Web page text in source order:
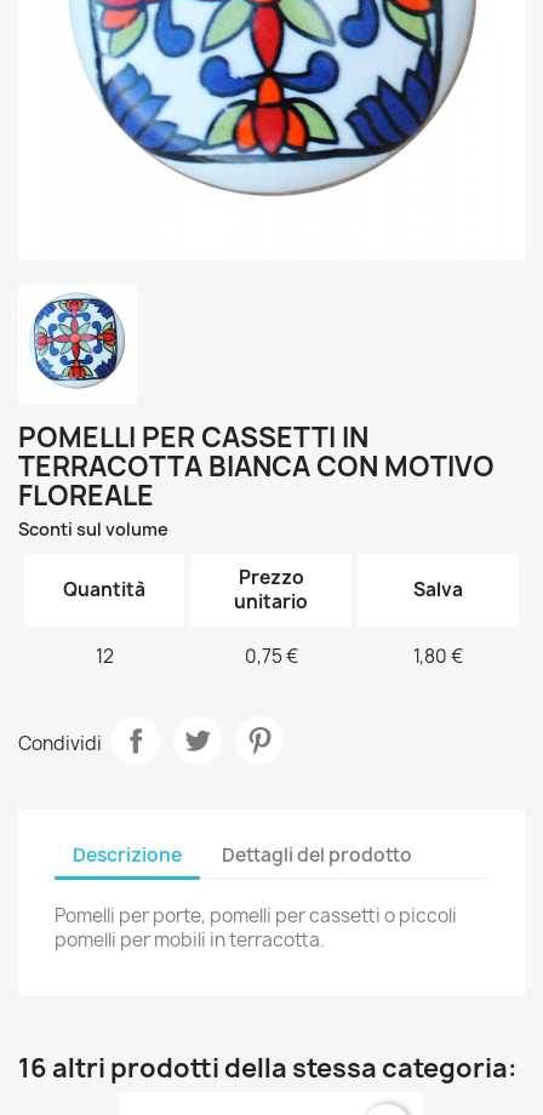
POMELLI PER CASSETTI IN
TERRACOTTA BIANCA CON MOTIVO
FLOREALE
Sconti sul volume
Quantità
Prezzo
unitario
Salva
12 0,75 € 1,80 €
Condividi
Descrizione Dettagli del prodotto
Pomelli per porte, pomelli per cassetti o piccoli
pomelli per mobili in terracotta.
16 altri prodotti della stessa categoria: